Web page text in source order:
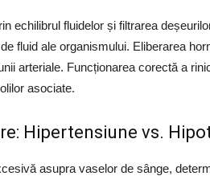
echilibrul fluidelor și filtrarea
fluid ale organismului. Eliberarea
arteriale. Funcționarea corectă a
asociate.
Hipertensiune vs.
asupra vaselor de sânge,